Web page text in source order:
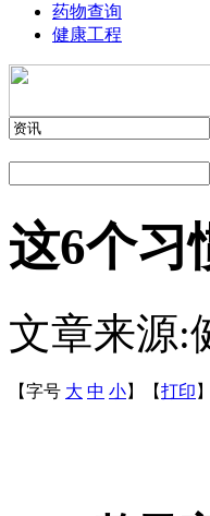
药物查询
健康工程
这6个习
文章来源:
【字号 大 中 小】 【打印 】